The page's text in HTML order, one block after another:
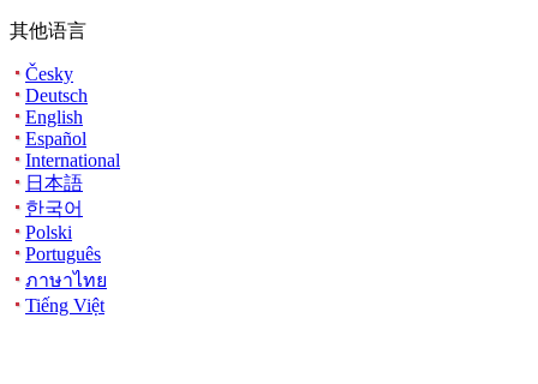
其他语言
Česky
Deutsch
English
Español
International
日本語
한국어
Polski
Português
ภาษาไทย
Tiếng Việt